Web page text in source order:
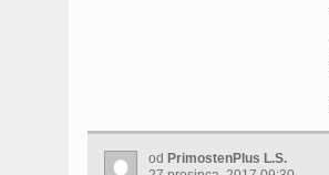
od PrimostenPlus L.S.